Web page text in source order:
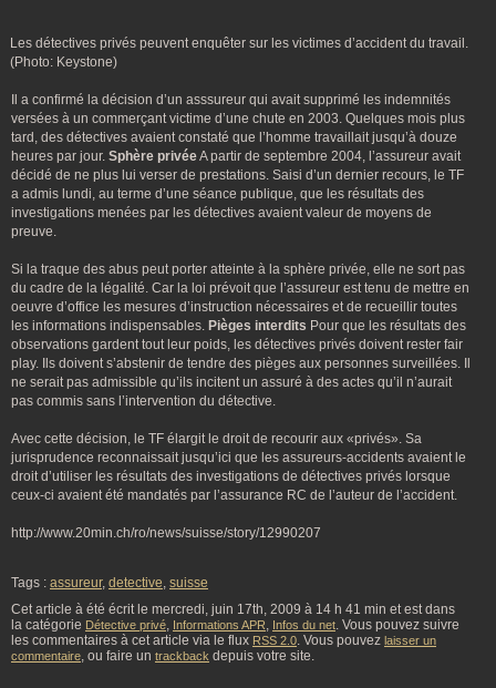
Les détectives privés peuvent enquêter sur les victimes d’accident du travail.
(Photo: Keystone)
Il a confirmé la décision d’un asssureur qui avait supprimé les indemnités
versées à un commerçant victime d’une chute en 2003. Quelques mois plus
tard, des détectives avaient constaté que l’homme travaillait jusqu’à douze
heures par jour. Sphère privéeA partir de septembre 2004, l’assureur avait
décidé de ne plus lui verser de prestations. Saisi d’un dernier recours, le TF
a admis lundi, au terme d’une séance publique, que les résultats des
investigations menées par les détectives avaient valeur de moyens de
preuve.
Si la traque des abus peut porter atteinte à la sphère privée, elle ne sort pas
du cadre de la légalité. Car la loi prévoit que l’assureur est tenu de mettre en
oeuvre d’office les mesures d’instruction nécessaires et de recueillir toutes
les informations indispensables. Pièges interdits Pour que les résultats des
observations gardent tout leur poids, les détectives privés doivent rester fair
play. Ils doivent s’abstenir de tendre des pièges aux personnes surveillées. Il
ne serait pas admissible qu’ils incitent un assuré à des actes qu’il n’aurait
pas commis sans l’intervention du détective.
Avec cette décision, le TF élargit le droit de recourir aux «privés». Sa
jurisprudence reconnaissait jusqu’ici que les assureurs-accidents avaient le
droit d’utiliser les résultats des investigations de détectives privés lorsque
ceux-ci avaient été mandatés par l’assurance RC de l’auteur de l’accident.
http://www.20min.ch/ro/news/suisse/story/12990207
Tags : assureur, detective, suisse
Cet article à été écrit le mercredi, juin 17th, 2009 à 14 h 41 min et est dans
la catégorie Détective privé, Informations APR, Infos du net. Vous pouvez suivre
les commentaires à cet article via le flux RSS 2.0. Vous pouvez laisser un
commentaire, ou faire un trackback depuis votre site.